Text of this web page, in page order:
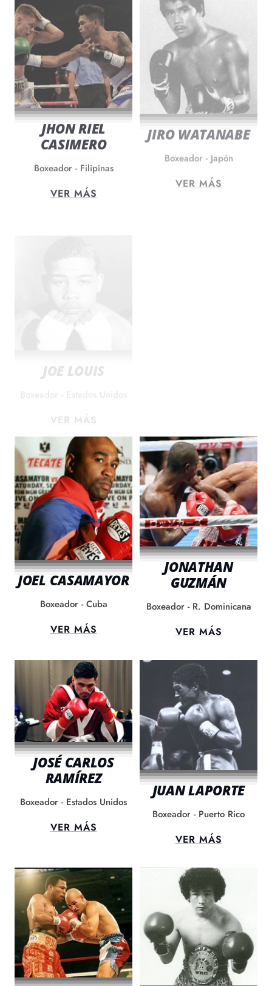
JHON RIEL
CASIMERO
Boxeador - Filipinas
VER MÁS
JIRO WATANABE
JOE LOUIS
Boxeador - Estados Unidos
JOEL CASAMAYOR
Boxeador - Cuba
VER MÁS
JONATHAN
GUZMÁN
Boxeador - R. Dominicana
VER MÁS
JOSÉ CARLOS
RAMÍREZ
Boxeador - Estados Unidos
VER MÁS
JUAN LAPORTE
Boxeador - Puerto Rico
VER MÁS